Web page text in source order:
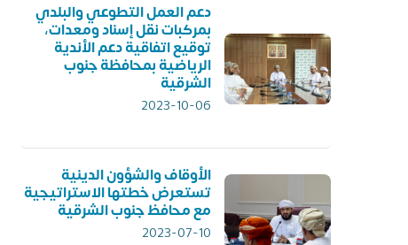
دعم العمل التطوعي والبلدي
بمركبات نقل إسناد ومعدات،
توقيع اتفاقية دعم الأندية
الرياضية بمحافظة جنوب
الشرقية
2023-10-06
الأوقاف والشؤون الدينية
تستعرض خطتها الاستراتيجية
مع محافظ جنوب الشرقية
2023-07-10